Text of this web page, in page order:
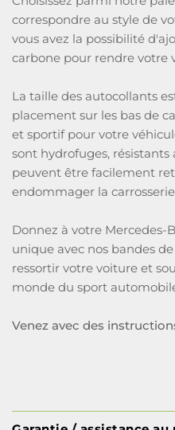
correspondre au style de
vous avez la possibilité
carbone pour rendre votre
La taille des autocollants
placement sur les bas de
et sportif pour votre
sont hydrofuges,
peuvent être facilement
endommager la
Donnez à votre Mercedes-
unique avec nos bandes
ressortir votre voiture et
monde du sport
Venez avec des